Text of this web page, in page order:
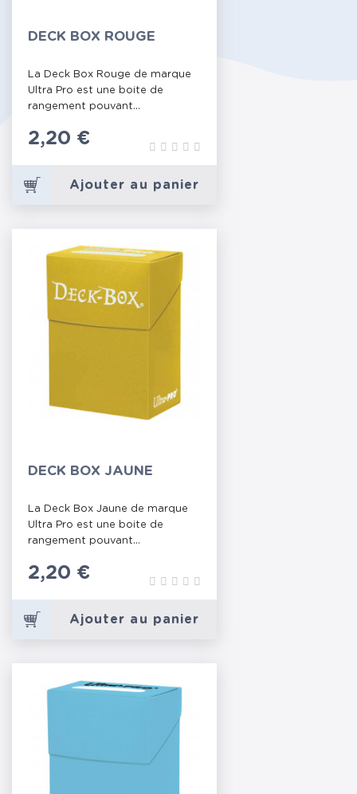
DECK BOX ROUGE
La Deck Box Rouge de marque
Ultra Pro est une boite de
rangement pouvant...
Prix
2,20 €
Ajouter au panier
DECK BOX JAUNE
La Deck Box Jaune de marque
Ultra Pro est une boite de
rangement pouvant...
Prix
2,20 €
Ajouter au panier